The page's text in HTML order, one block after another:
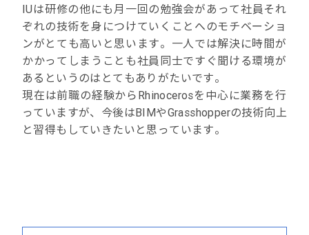
IUは研修の他にも月一回の勉強会があって社員それ
ぞれの技術を身につけていくことへのモチベーショ
ンがとても高いと思います。一人では解決に時間が
かかってしまうことも社員同士ですぐ聞ける環境が
あるというのはとてもありがたいです。
現在は前職の経験からRhinocerosを中心に業務を行
っていますが、今後はBIMやGrasshopperの技術向上
と習得もしていきたいと思っています。